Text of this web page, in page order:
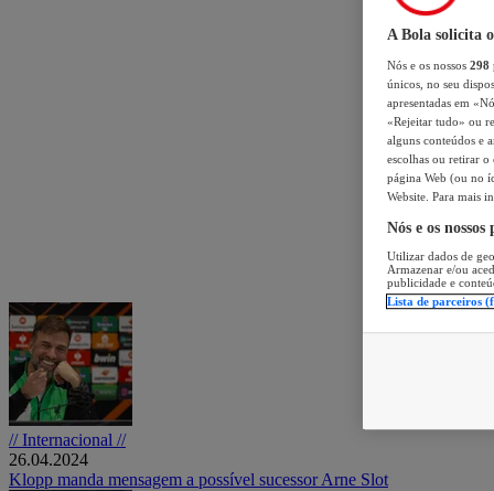
// Internacional //
26.04.2024
Klopp manda mensagem a possível sucessor Arne Slot
A Bola solicita
Nós e os nossos 298
únicos, no seu
apresentadas em
«Rejeitar tudo» ou
alguns conteúdos e
escolhas ou retirar
página Web (ou no
Website. Para mais
Nós e os
Utilizar dados de
Armazenar e/ou
publicidade e
Lista de parceiros